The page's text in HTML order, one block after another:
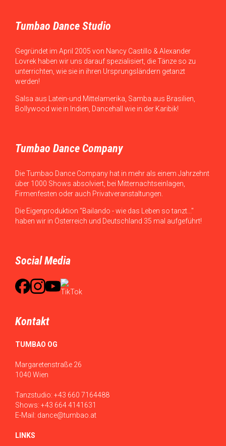
Tumbao Dance Studio
Gegründet im April 2005 von Nancy Castillo & Alexander
Lovrek haben wir uns darauf spezialisiert, die Tänze so zu
unterrichten, wie sie in ihren Ursprungsländern getanzt
werden!
Salsa aus Latein-und Mittelamerika, Samba aus Brasilien,
Bollywood wie in Indien, Dancehall wie in der Karibik!
Tumbao Dance Company
Die Tumbao Dance Company hat in mehr als einem Jahrzehnt
über 1000 Shows absolviert, bei Mitternachtseinlagen,
Firmenfesten oder auch Privatveranstaltungen.
Die Eigenproduktion "Bailando - wie das Leben so tanzt..."
haben wir in Österreich und Deutschland 35 mal aufgeführt!
Social Media
Kontakt
TUMBAO OG
Margaretenstraße 26
1040 Wien
Tanzstudio: +43 660 7164488
Shows: +43 664 4141631
E-Mail: dance@tumbao.at
LINKS